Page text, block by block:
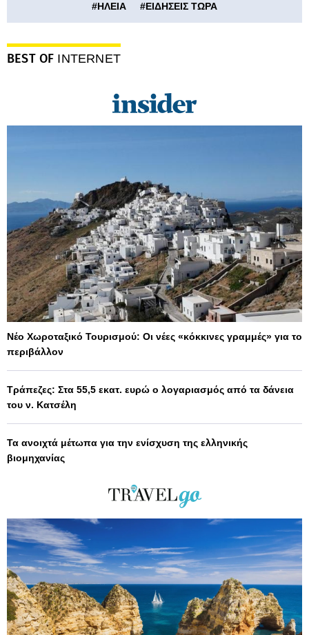
#ΗΛΕΙΑ #ΕΙΔΗΣΕΙΣ ΤΩΡΑ
BEST OF INTERNET
Νέο Χωροταξικό Τουρισμού: Οι νέες «κόκκινες γραμμές» για το
περιβάλλον
Τράπεζες: Στα 55,5 εκατ. ευρώ ο λογαριασμός από τα δάνεια
του ν. Κατσέλη
Τα ανοιχτά μέτωπα για την ενίσχυση της ελληνικής
βιομηχανίας